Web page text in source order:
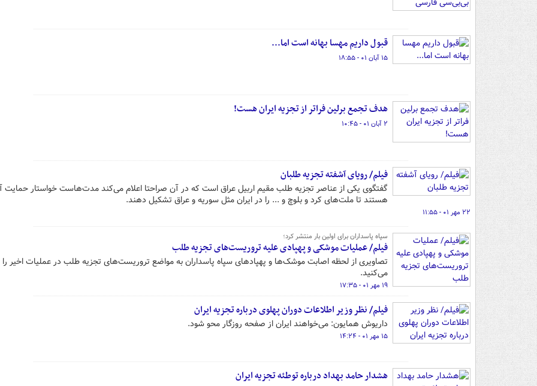
قبول داریم مهسا بهانه است اما...
۱۵ آبان ۰۱ - ۱۸:۵۵
هدف تجمع برلین فراتر از تجزیه ایران هست!
۲ آبان ۰۱ - ۱۰:۴۵
فیلم/ رویای آشفته تجزیه طلبان
گفتگوی یکی از عناصر تجزیه طلب مقیم اربیل عراق است که در آن صراحتا اعلام می‌کند مدت‌هاست خواستار حمایت
هستند تا ملت‌های کرد و بلوچ و ... را در ایران مثل سوریه و عراق تشکیل دهند.
۲۲ مهر ۰۱ - ۱۱:۵۵
سپاه پاسداران برای اولین بار منتشر کرد؛
فیلم/ عملیات موشکی و پهپادی علیه تروریست‌های تجزیه طلب
تصاویری از لحظه اصابت موشک‌ها و پهپادهای سپاه پاسداران به مواضع تروریست‌های تجزیه طلب در عملیات اخیر
می‌کنید.
۱۹ مهر ۰۱ - ۱۷:۳۵
فیلم/ نظر وزیر اطلاعات دوران پهلوی درباره تجزیه ایران
داریوش همایون: می‌خواهند ایران از صفحه روزگار محو شود.
۱۵ مهر ۰۱ - ۱۴:۲۴
هشدار حامد بهداد درباره توطئه تجزیه ایران